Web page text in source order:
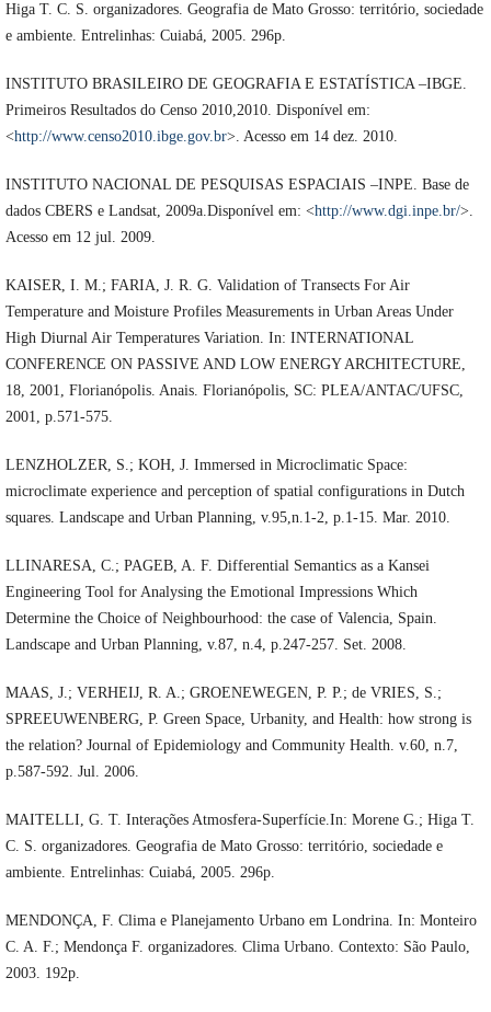
Higa T. C. S. organizadores. Geografia de Mato Grosso: território, sociedade
e ambiente. Entrelinhas: Cuiabá, 2005. 296p.
INSTITUTO BRASILEIRO DE GEOGRAFIA E ESTATÍSTICA –IBGE.
Primeiros Resultados do Censo 2010,2010. Disponível em:
<http://www.censo2010.ibge.gov.br>. Acesso em 14 dez. 2010.
INSTITUTO NACIONAL DE PESQUISAS ESPACIAIS –INPE. Base de
dados CBERS e Landsat, 2009a.Disponível em: <http://www.dgi.inpe.br/>.
Acesso em 12 jul. 2009.
KAISER, I. M.; FARIA, J. R. G. Validation of Transects For Air
Temperature and Moisture Profiles Measurements in Urban Areas Under
High Diurnal Air Temperatures Variation. In: INTERNATIONAL
CONFERENCE ON PASSIVE AND LOW ENERGY ARCHITECTURE,
18, 2001, Florianópolis. Anais. Florianópolis, SC: PLEA/ANTAC/UFSC,
2001, p.571-575.
LENZHOLZER, S.; KOH, J. Immersed in Microclimatic Space:
microclimate experience and perception of spatial configurations in Dutch
squares. Landscape and Urban Planning, v.95,n.1-2, p.1-15. Mar. 2010.
LLINARESA, C.; PAGEB, A. F. Differential Semantics as a Kansei
Engineering Tool for Analysing the Emotional Impressions Which
Determine the Choice of Neighbourhood: the case of Valencia, Spain.
Landscape and Urban Planning, v.87, n.4, p.247-257. Set. 2008.
MAAS, J.; VERHEIJ, R. A.; GROENEWEGEN, P. P.; de VRIES, S.;
SPREEUWENBERG, P. Green Space, Urbanity, and Health: how strong is
the relation? Journal of Epidemiology and Community Health. v.60, n.7,
p.587-592. Jul. 2006.
MAITELLI, G. T. Interações Atmosfera-Superfície.In: Morene G.; Higa T.
C. S. organizadores. Geografia de Mato Grosso: território, sociedade e
ambiente. Entrelinhas: Cuiabá, 2005. 296p.
MENDONÇA, F. Clima e Planejamento Urbano em Londrina. In: Monteiro
C. A. F.; Mendonça F. organizadores. Clima Urbano. Contexto: São Paulo,
2003. 192p.